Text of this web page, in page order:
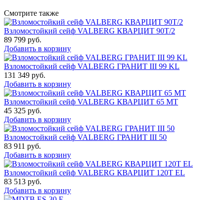
Смотрите также
Взломостойкий сейф VALBERG КВАРЦИТ 90Т/2
89 799 руб.
Добавить в корзину
Взломостойкий сейф VALBERG ГРАНИТ III 99 KL
131 349 руб.
Добавить в корзину
Взломостойкий сейф VALBERG КВАРЦИТ 65 МТ
45 325 руб.
Добавить в корзину
Взломостойкий сейф VALBERG ГРАНИТ III 50
83 911 руб.
Добавить в корзину
Взломостойкий сейф VALBERG КВАРЦИТ 120Т EL
83 513 руб.
Добавить в корзину